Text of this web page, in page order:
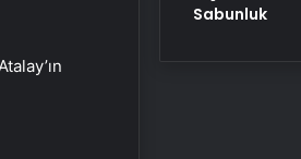
Sabunluk